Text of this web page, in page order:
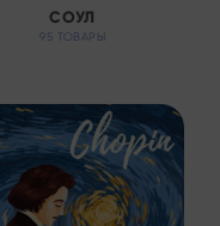
СОУЛ
95 ТОВАРЫ